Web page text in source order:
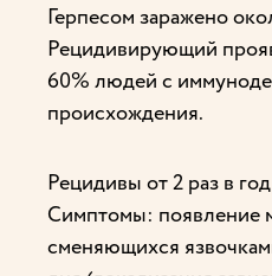
Герпесом заражено
Рецидивирующий
60% людей с
происхождения.
Рецидивы от 2 раз в
Симптомы: появление
сменяющихся